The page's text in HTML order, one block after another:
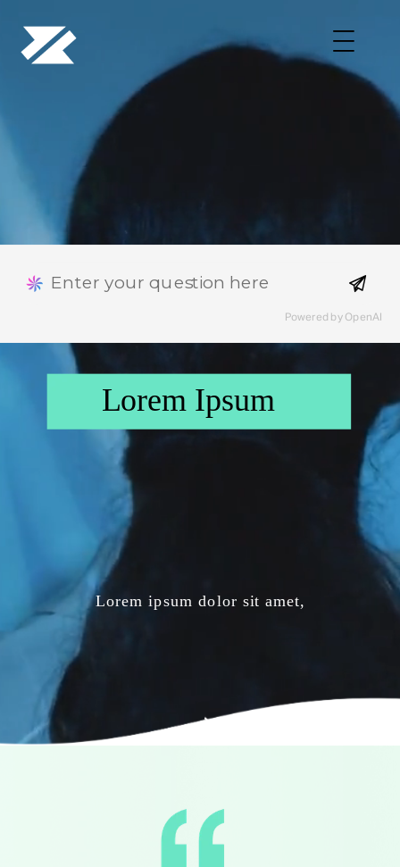
Lorem ipsum dolor sit amet,
ipsum
dolor
Lorem Ipsum
Powered by OpenAI
Powered by OpenAI